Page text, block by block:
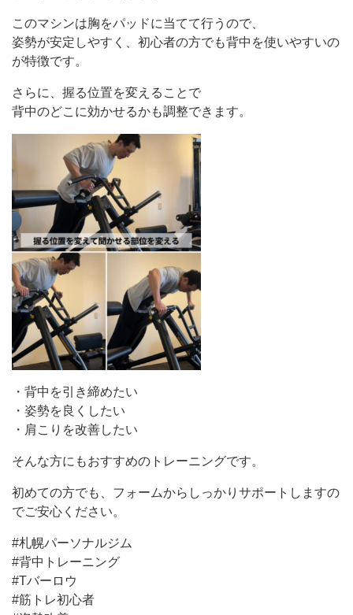
このマシンは胸をパッドに当てて行うので、
姿勢が安定しやすく、初心者の方でも背中を使いやすいの
が特徴です。
さらに、握る位置を変えることで
背中のどこに効かせるかも調整できます。
・背中を引き締めたい
・姿勢を良くしたい
・肩こりを改善したい
そんな方にもおすすめのトレーニングです。
初めての方でも、フォームからしっかりサポートしますの
でご安心ください。
#札幌パーソナルジム
#背中トレーニング
#Tバーロウ
#筋トレ初心者